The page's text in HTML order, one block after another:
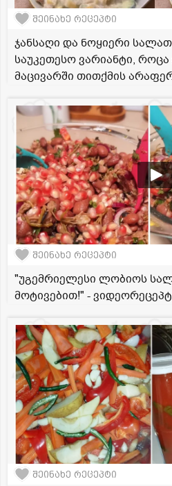
შეინახე რეცეპტი
ჯანსაღი და ნოყიერი
საუკეთესო ვარიანტი,
მაცივარში თითქმის
შეინახე რეცეპტი
"უგემრიელესი ლობიოს
მოტივებით!" -
შეინახე რეცეპტი